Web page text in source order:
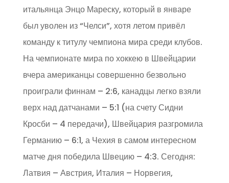
итальянца Энцо Мареску, который в январе
был уволен из “Челси”, хотя летом привёл
команду к титулу чемпиона мира среди клубов.
На чемпионате мира по хоккею в Швейцарии
вчера американцы совершенно безвольно
проиграли финнам – 2:6, канадцы легко взяли
верх над датчанами – 5:1 (на счету Сидни
Кросби – 4 передачи), Швейцария разгромила
Германию – 6:1, а Чехия в самом интересном
матче дня победила Швецию – 4:3. Сегодня:
Латвия – Австрия, Италия – Норвегия,